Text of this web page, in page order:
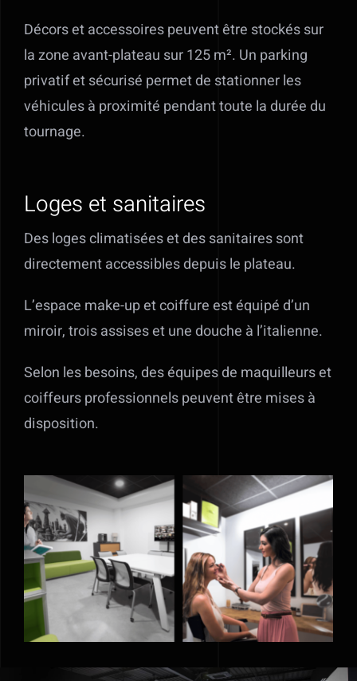
Décors et accessoires peuvent être stockés sur
la zone avant-plateau sur 125 m². Un parking
privatif et sécurisé permet de stationner les
véhicules à proximité pendant toute la durée du
tournage.
Loges et sanitaires
Des loges climatisées et des sanitaires sont
directement accessibles depuis le plateau.
L’espace make-up et coiffure est équipé d’un
miroir, trois assises et une douche à l’italienne.
Selon les besoins, des équipes de maquilleurs et
coiffeurs professionnels peuvent être mises à
disposition.